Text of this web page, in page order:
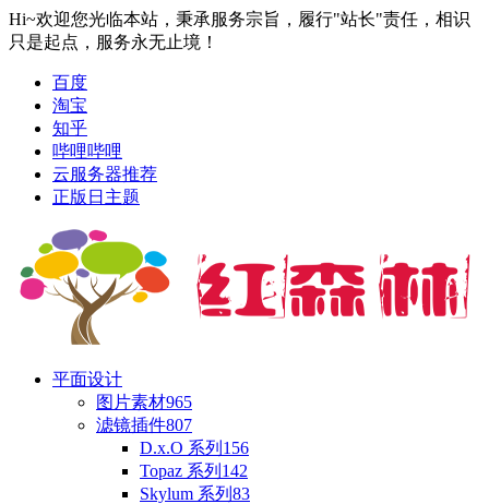
Hi~欢迎您光临本站，秉承服务宗旨，履行"站长"责任，相识
只是起点，服务永无止境！
百度
淘宝
知乎
哔哩哔哩
云服务器推荐
正版日主题
平面设计
图片素材965
滤镜插件807
D.x.O 系列 156
Topaz 系列 142
Skylum 系列 83